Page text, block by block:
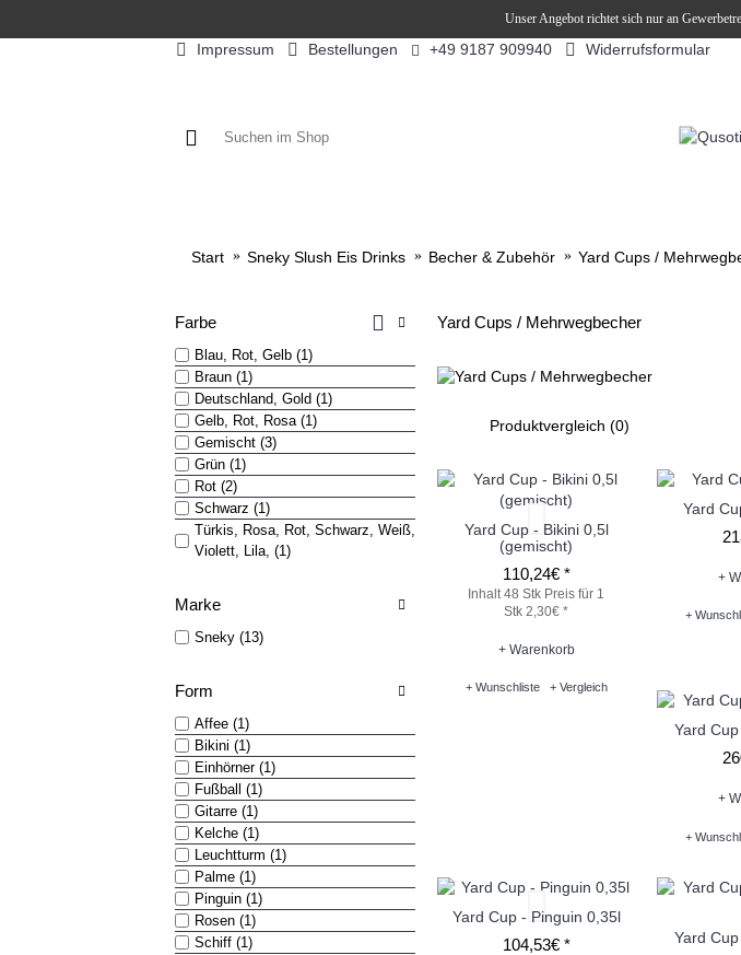
Unser Angebot richtet sich nur an
Impressum Bestellungen +49 9187 909940
Widerrufsformular
Start Sneky Slush Eis Drinks Becher & Zubehör Yard Cups /
Farbe
Blau, Rot, Gelb (1)
Braun (1)
Deutschland, Gold (1)
Gelb, Rot, Rosa (1)
Gemischt (3)
Grün (1)
Rot (2)
Schwarz (1)
Türkis, Rosa, Rot, Schwarz, Weiß,
Violett, Lila, (1)
Marke
Sneky (13)
Form
Affee (1)
Bikini (1)
Einhörner (1)
Fußball (1)
Gitarre (1)
Kelche (1)
Leuchtturm (1)
Palme (1)
Pinguin (1)
Rosen (1)
Schiff (1)
Yard Cups / Mehrwegbecher
Produktvergleich (0)
Yard Cup - Bikini 0,5l
(gemischt)
110,24€ *
Inhalt 48 Stk Preis für 1
Stk 2,30€ *
+ Warenkorb
+ Wunschliste + Vergleich
Yard
+
+
Yard
+
+
Yard Cup - Pinguin 0,35l
104,53€ *
Yard